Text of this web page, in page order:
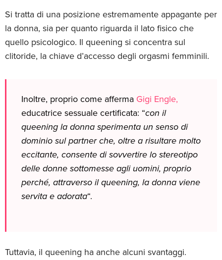
Si tratta di una posizione estremamente appagante per
la donna, sia per quanto riguarda il lato fisico che
quello psicologico. Il queening si concentra sul
clitoride, la chiave d’accesso degli orgasmi femminili.
Inoltre, proprio come afferma Gigi Engle,
educatrice sessuale certificata: “con il
queening la donna sperimenta un senso di
dominio sul partner che, oltre a risultare molto
eccitante, consente di sovvertire lo stereotipo
delle donne sottomesse agli uomini, proprio
perché, attraverso il queening, la donna viene
servita e adorata“.
Tuttavia, il queening ha anche alcuni svantaggi.